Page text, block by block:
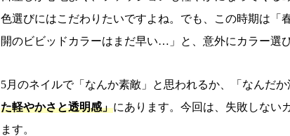
色選びにはこだわりたいですよね。でも、この時期は
開のビビッドカラーはまだ早い…」と、意外にカラー選
5月のネイルで「なんか素敵」と思われるか、「なんだ
た軽やかさと透明感」にあります。今回は、失敗しない
ます。